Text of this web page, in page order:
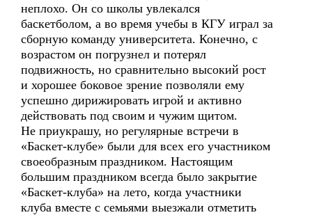
неплохо. Он со школы увлекался
баскетболом, а во время учебы в КГУ играл за
сборную команду университета. Конечно, с
возрастом он погрузнел и потерял
подвижность, но сравнительно высокий рост
и хорошее боковое зрение позволяли ему
успешно дирижировать игрой и активно
действовать под своим и чужим щитом.
Не приукрашу, но регулярные встречи в
«Баскет-клубе» были для всех его участником
своеобразным праздником. Настоящим
большим праздником всегда было закрытие
«Баскет-клуба» на лето, когда участники
клуба вместе с семьями выезжали отметить